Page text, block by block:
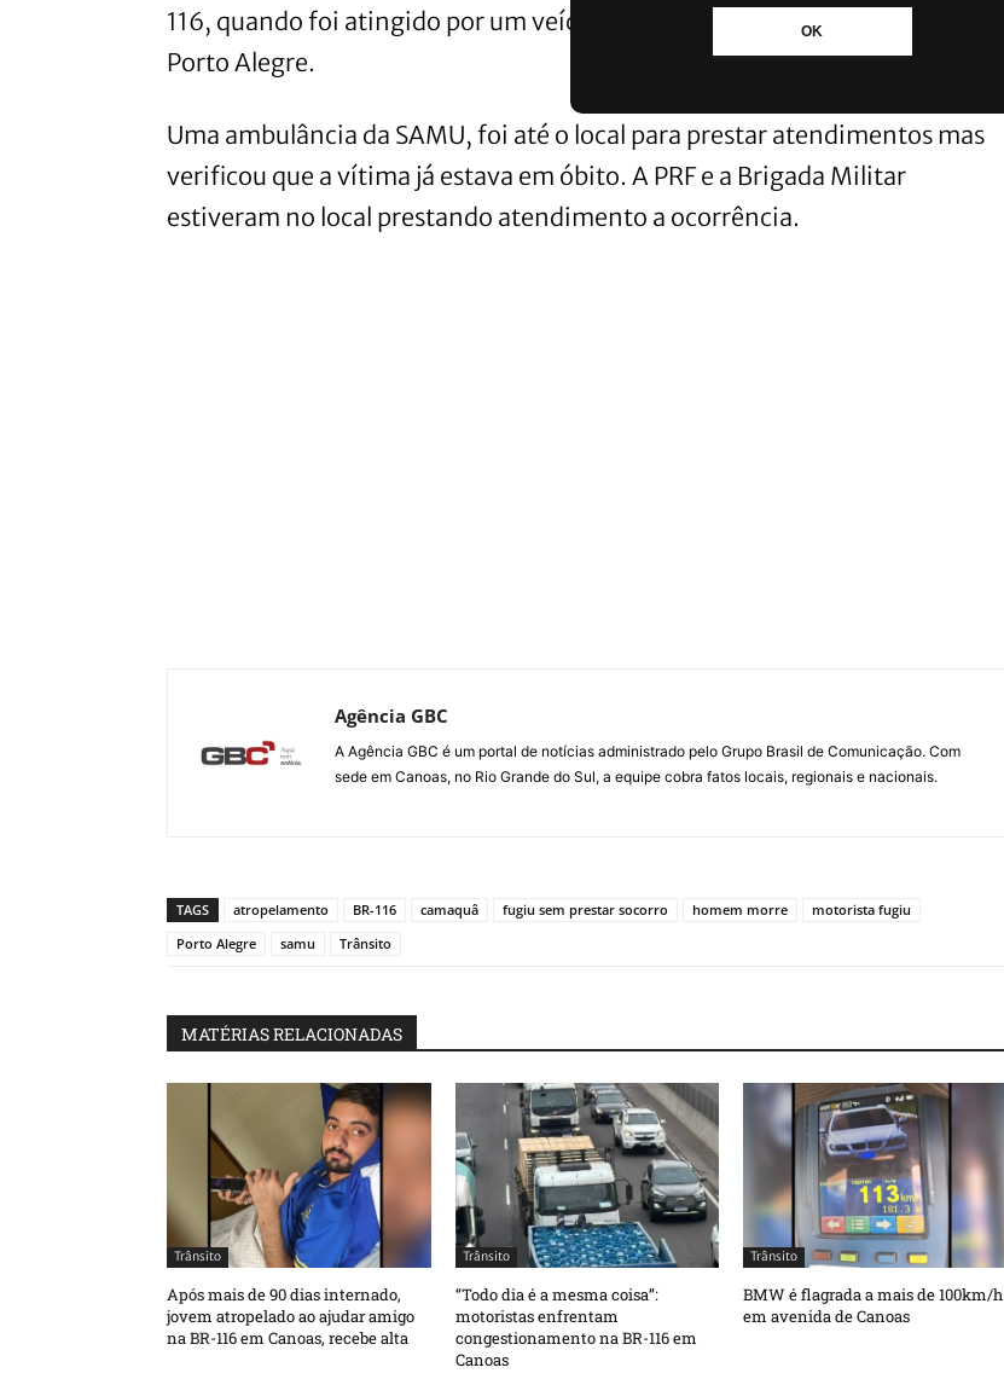
OK
116, quando foi atingido por um veículo que seguia no sentido Pelotas –
Porto Alegre.
Uma ambulância da SAMU, foi até o local para prestar atendimentos mas
verificou que a vítima já estava em óbito. A PRF e a Brigada Militar
estiveram no local prestando atendimento a ocorrência.
Agência GBC
A Agência GBC é um portal de notícias administrado pelo Grupo Brasil de Comunicação. Com
sede em Canoas, no Rio Grande do Sul, a equipe cobra fatos locais, regionais e nacionais.
TAGS atropelamento BR-116 camaquâ fugiu sem prestar socorro homem morre
motorista fugiu
Porto Alegre
samu Trânsito
MATÉRIAS RELACIONADAS
Trânsito
Após mais de 90 dias internado,
jovem atropelado ao ajudar amigo
na BR-116 em Canoas, recebe alta
Trânsito
“Todo dia é a mesma coisa”:
motoristas enfrentam
congestionamento na BR-116 em
Canoas
Trânsito
BMW é flagrada a mais de 100km/h
em avenida de Canoas